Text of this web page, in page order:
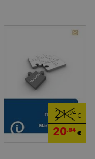
21,94€
20,84€